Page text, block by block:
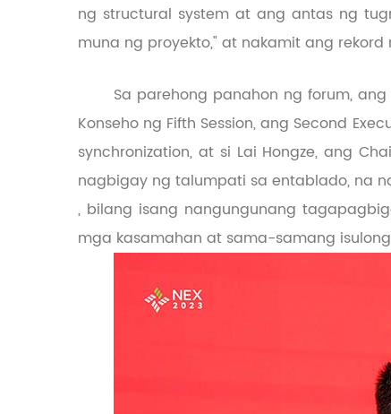
ng structural system at ang antas ng
muna ng proyekto," at nakamit ang
Sa parehong panahon ng forum,
Konseho ng Fifth Session, ang Second
synchronization, at si Lai Hongze, ang
nagbigay ng talumpati sa entablado, na
, bilang isang nangungunang
mga kasamahan at sama-samang